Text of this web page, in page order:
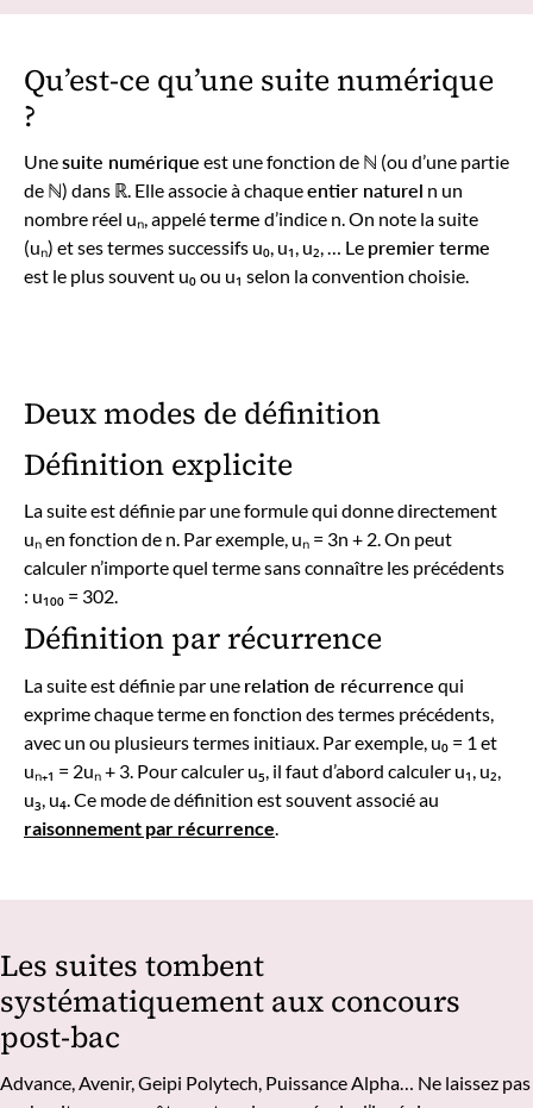
Qu’est-ce qu’une suite numérique
?
Unesuite numérique est une fonction de ℕ (ou d’une partie
de ℕ) dans ℝ. Elle associe à chaqueentier naturel n un
nombre réel uₙ, appeléterme d’indice n. On note la suite
(uₙ) et ses termes successifs u₀, u₁, u₂, … Le premier terme
est le plus souvent u₀ ou u₁ selon la convention choisie.
Deux modes de définition
Définition explicite
La suite est définie par une formule qui donne directement
uₙ en fonction de n. Par exemple, uₙ = 3n + 2. On peut
calculer n’importe quel terme sans connaître les précédents
: u₁₀₀ = 302.
Définition par récurrence
La suite est définie par une relation de récurrence qui
exprime chaque terme en fonction des termes précédents,
avec un ou plusieurs termes initiaux. Par exemple, u₀ = 1 et
uₙ₊₁ = 2uₙ + 3. Pour calculer u₅, il faut d’abord calculer u₁, u₂,
u₃, u₄. Ce mode de définition est souvent associé au
raisonnement par récurrence
Les suites tombent
systématiquement aux concours
post-bac
Advance, Avenir, Geipi Polytech, Puissance Alpha… Ne laissez pas